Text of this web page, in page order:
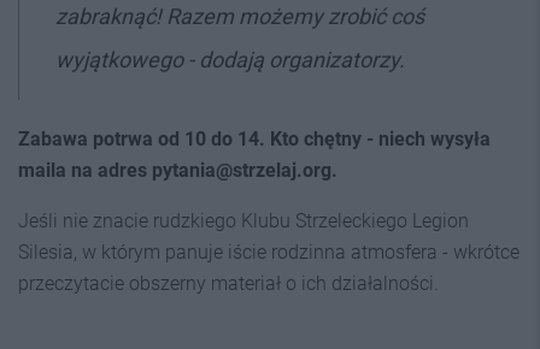
zabraknąć! Razem możemy zrobić coś
wyjątkowego - dodają organizatorzy.
Zabawa potrwa od 10 do 14. Kto chętny - niech wysyła
maila na adres pytania@strzelaj.org.
Jeśli nie znacie rudzkiego Klubu Strzeleckiego Legion
Silesia, w którym panuje iście rodzinna atmosfera - wkrótce
przeczytacie obszerny materiał o ich działalności.